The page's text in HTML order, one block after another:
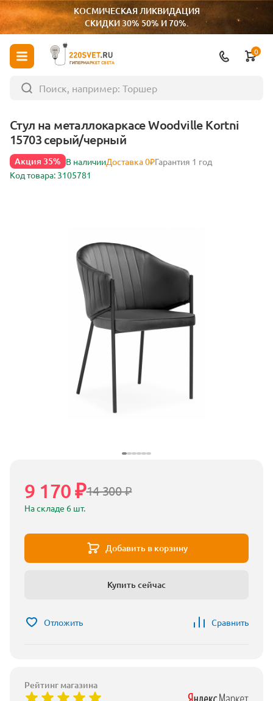
КОСМИЧЕСКАЯ ЛИКВИДАЦИЯ
СКИДКИ 30% 50% И 70%.
ГИПЕРМАРКЕТ СВЕТА
0
Стул на металлокаркасе Woodville Kortni
15703 серый/черный
Акция 35% В наличииДоставка 0₽Гарантия 1 год
Код товара: 3105781
14 300 ₽
9 170 ₽
На складе 6 шт.
Добавить в корзину
Купить сейчас
Отложить Сравнить
Рейтинг магазина